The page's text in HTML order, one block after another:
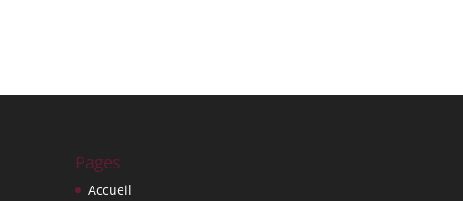
Pages
Accueil